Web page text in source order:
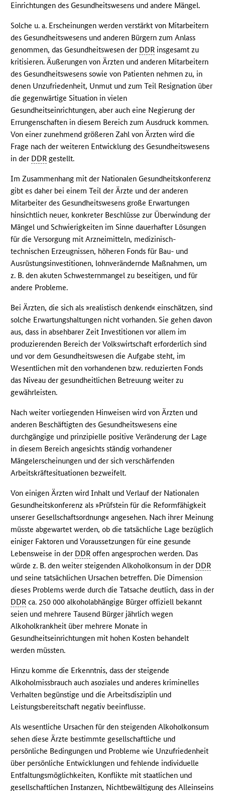
Einrichtungen des Gesundheitswesens und andere Mängel.
Solche u. a. Erscheinungen werden verstärkt von Mitarbeitern
des Gesundheitswesens und anderen Bürgern zum Anlass
genommen, das Gesundheitswesen der DDR insgesamt zu
kritisieren. Äußerungen von Ärzten und anderen Mitarbeitern
des Gesundheitswesens sowie von Patienten nehmen zu, in
denen Unzufriedenheit, Unmut und zum Teil Resignation über
die gegenwärtige Situation in vielen
Gesundheitseinrichtungen, aber auch eine Negierung der
Errungenschaften in diesem Bereich zum Ausdruck kommen.
Von einer zunehmend größeren Zahl von Ärzten wird die
Frage nach der weiteren Entwicklung des Gesundheitswesens
in der DDR gestellt.
Im Zusammenhang mit der Nationalen Gesundheitskonferenz
gibt es daher bei einem Teil der Ärzte und der anderen
Mitarbeiter des Gesundheitswesens große Erwartungen
hinsichtlich neuer, konkreter Beschlüsse zur Überwindung der
Mängel und Schwierigkeiten im Sinne dauerhafter Lösungen
für die Versorgung mit Arzneimitteln, medizinisch-
technischen Erzeugnissen, höheren Fonds für Bau- und
Ausrüstungsinvestitionen, lohnverändernde Maßnahmen, um
z. B. den akuten Schwesternmangel zu beseitigen, und für
andere Probleme.
Bei Ärzten, die sich als »realistisch denkend« einschätzen, sind
solche Erwartungshaltungen nicht vorhanden. Sie gehen davon
aus, dass in absehbarer Zeit Investitionen vor allem im
produzierenden Bereich der Volkswirtschaft erforderlich sind
und vor dem Gesundheitswesen die Aufgabe steht, im
Wesentlichen mit den vorhandenen bzw. reduzierten Fonds
das Niveau der gesundheitlichen Betreuung weiter zu
gewährleisten.
Nach weiter vorliegenden Hinweisen wird von Ärzten und
anderen Beschäftigten des Gesundheitswesens eine
durchgängige und prinzipielle positive Veränderung der Lage
in diesem Bereich angesichts ständig vorhandener
Mängelerscheinungen und der sich verschärfenden
Arbeitskräftesituationen bezweifelt.
Von einigen Ärzten wird Inhalt und Verlauf der Nationalen
Gesundheitskonferenz als »Prüfstein für die Reformfähigkeit
unserer Gesellschaftsordnung« angesehen. Nach ihrer Meinung
müsste abgewartet werden, ob die tatsächliche Lage bezüglich
einiger Faktoren und Voraussetzungen für eine gesunde
Lebensweise in der DDR offen angesprochen werden. Das
würde z. B. den weiter steigenden Alkoholkonsum in der DDR
und seine tatsächlichen Ursachen betreffen. Die Dimension
dieses Problems werde durch die Tatsache deutlich, dass in der
DDR ca. 250 000 alkoholabhängige Bürger offiziell bekannt
seien und mehrere Tausend Bürger jährlich wegen
Alkoholkrankheit über mehrere Monate in
Gesundheitseinrichtungen mit hohen Kosten behandelt
werden müssten.
Hinzu komme die Erkenntnis, dass der steigende
Alkoholmissbrauch auch asoziales und anderes kriminelles
Verhalten begünstige und die Arbeitsdisziplin und
Leistungsbereitschaft negativ beeinflusse.
Als wesentliche Ursachen für den steigenden Alkoholkonsum
sehen diese Ärzte bestimmte gesellschaftliche und
persönliche Bedingungen und Probleme wie Unzufriedenheit
über persönliche Entwicklungen und fehlende individuelle
Entfaltungsmöglichkeiten, Konflikte mit staatlichen und
gesellschaftlichen Instanzen, Nichtbewältigung des Alleinseins